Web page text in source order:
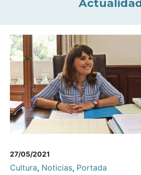
Actualidad
27/05/2021
Cultura, Noticias, Portada